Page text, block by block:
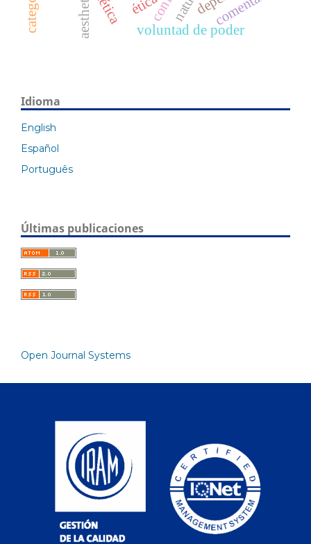
voluntad de poder
aesthetic
Idioma
English
Español
Português
Últimas publicaciones
Open Journal Systems